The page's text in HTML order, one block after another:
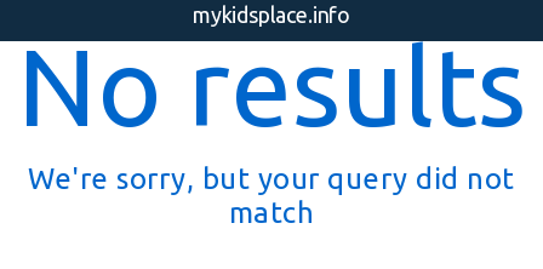
mykidsplace.info
No results
We're sorry, but your query did not
match